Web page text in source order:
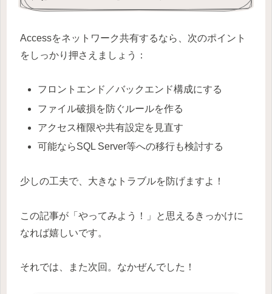
Accessをネットワーク共有するなら、次のポイント
をしっかり押さえましょう：
フロントエンド／バックエンド構成にする
ファイル破損を防ぐルールを作る
アクセス権限や共有設定を見直す
可能ならSQL Server等への移行も検討する
少しの工夫で、大きなトラブルを防げますよ！
この記事が「やってみよう！」と思えるきっかけに
なれば嬉しいです。
それでは、また次回。なかぜんでした！